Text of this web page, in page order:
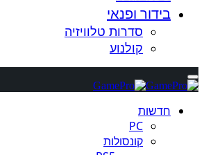
בידור ופנאי
סדרות טלוויזיה
קולנוע
חדשות
PC
קונסולות